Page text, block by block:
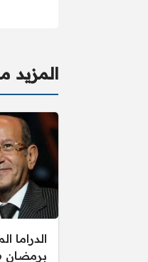
المزيد
الدراما